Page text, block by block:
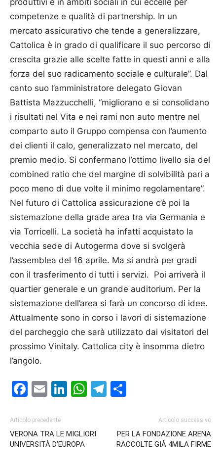
produttivi e in ambiti sociali in cui eccelle per
competenze e qualità di partnership. In un
mercato assicurativo che tende a generalizzare,
Catto­lica è in grado di qualificare il suo percorso di
crescita grazie alle scelte fatte in questi anni e alla
forza del suo radicamento sociale e culturale”. Dal
canto suo l’amministratore delegato Giovan
Battista Mazzucchelli, “migliorano e si consolidano
i risultati nel Vita e nei rami non auto mentre nel
comparto auto il Gruppo compensa con l’aumento
dei clienti il calo, generalizzato nel mercato, del
premio medio. Si confermano l’ottimo livello sia del
combined ratio che del margine di solvibilità pari a
poco meno di due volte il minimo regolamentare”.
Nel futuro di Cattolica assicurazione c’è poi la
sistemazione della grade area tra via Germania e
via Torricelli. La società ha infatti acquistato la
vecchia sede di Autogerma dove si svolgerà
l’assemblea del 16 aprile. Ma si andrà per gradi
con il trasferimento di tutti i servizi. Poi arriverà il
quartier generale e un grande auditorium. Per la
sistemazione dell’area si farà un concorso di idee.
Attual­mente sono in corso i lavori di sistemazione
del parcheggio che sarà utilizzato dai visitatori del
prossimo Vinitaly. Cattolica city è insomma dietro
l’angolo.
Facebook
EmailLinkedIn
WhatsApp
Telegram
Articolo precedente
VERONA TRA LE MIGLIORI
UNIVERSITÀ D’EUROPA
Articolo successivo
PER LA FONDAZIONE ARENA
RACCOLTE GIÀ 4MILA FIRME